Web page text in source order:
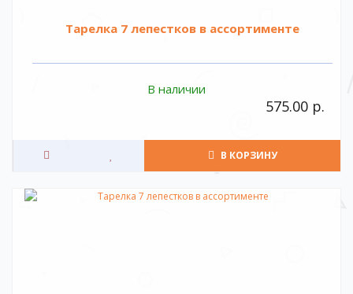
Тарелка 7 лепестков в ассортименте
В наличии
575.00 р.
В КОРЗИНУ